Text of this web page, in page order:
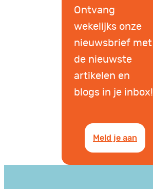
Ontvang
wekelijks onze
nieuwsbrief met
de nieuwste
artikelen en
blogs in je inbox!
Meld je aan